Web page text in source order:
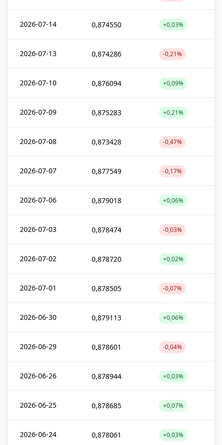
2026-07-14 0,874550 +0,03%
2026-07-13 0,874286 -0,21%
2026-07-10 0,876094 +0,09%
2026-07-09 0,875283 +0,21%
2026-07-08 0,873428 -0,47%
2026-07-07 0,877549 -0,17%
2026-07-06 0,879018 +0,06%
2026-07-03 0,878474 -0,03%
2026-07-02 0,878720 +0,02%
2026-07-01 0,878505 -0,07%
2026-06-30 0,879113 +0,06%
2026-06-29 0,878601 -0,04%
2026-06-26 0,878944 +0,03%
2026-06-25 0,878685 +0,07%
2026-06-24 0,878061 +0,03%